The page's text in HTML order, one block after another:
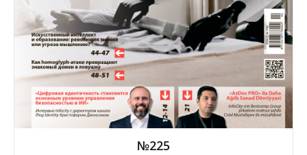
№225